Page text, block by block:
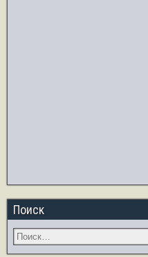
Поиск